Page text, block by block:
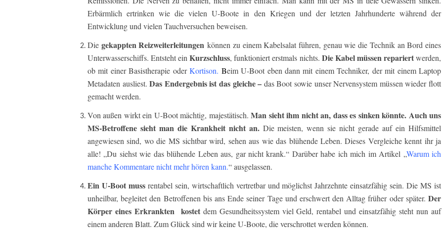
Erbärmlich ertrinken wie die vielen U-Boote in den Kriegen und der letzten Jahrhunderte während der
Entwicklung und vielen Tauchversuchen beweisen.
Die gekappten Reizweiterleitungen können zu einem Kabelsalat führen, genau wie die Technik an Bord eines
Unterwasserschiffs. Entsteht einKurzschluss, funktioniert erstmals nichts. Die Kabel müssen repariertwerden,
ob mit einer Basistherapie oder Kortison. Beim U-Boot eben dann mit einem Techniker, der mit einem Laptop
Metadaten ausliest.Das Endergebnis ist das gleiche – das Boot sowie unser Nervensystem müssen wieder flott
gemacht werden.
Von außen wirkt ein U-Boot mächtig, majestätisch.Man sieht ihm nicht an, dass es sinken könnte. Auch uns
MS-Betroffene sieht man die Krankheit nicht an.Die meisten, wenn sie nicht gerade auf ein Hilfsmittel
angewiesen sind, wo die MS sichtbar wird, sehen aus wie das blühende Leben. Dieses Vergleiche kennt ihr ja
alle! „Du siehst wie das blühende Leben aus, gar nicht krank.“ Darüber habe ich mich im Artikel „Warum ich
manche Kommentare nicht mehr hören kann.“ ausgelassen.
Ein U-Boot mussrentabel sein, wirtschaftlich vertretbar und möglichst Jahrzehnte einsatzfähig sein. Die MS ist
unheilbar, begleitet den Betroffenen bis ans Ende seiner Tage und erschwert den Alltag früher oder später. Der
Körper eines Erkrankten kostetdem Gesundheitssystem viel Geld, rentabel und einsatzfähig steht nun auf
einem anderen Blatt. Zum Glück sind wir keine U-Boote, die verschrottet werden können.